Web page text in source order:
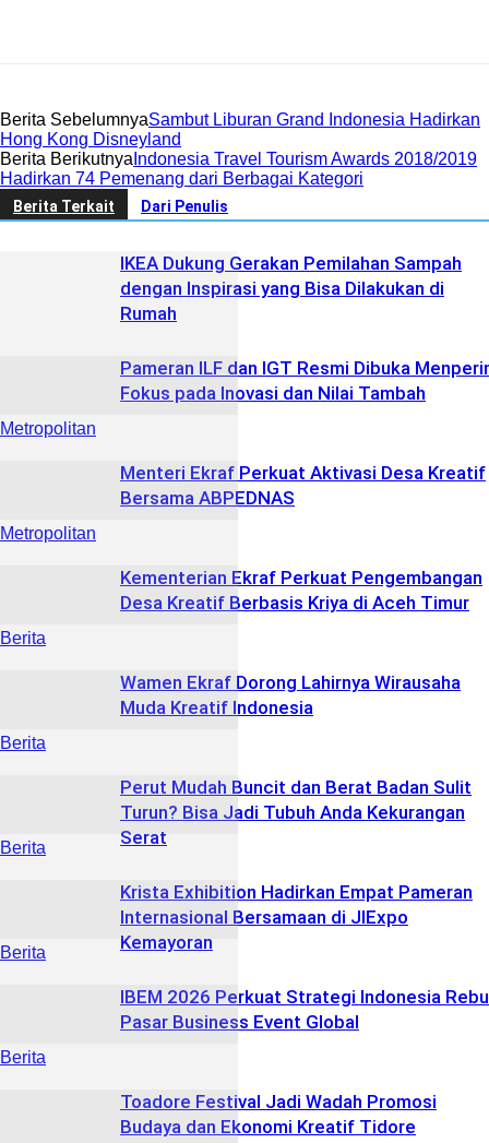
Berita SebelumnyaSambut Liburan Grand Indonesia Hadirkan
Hong Kong Disneyland
Berita Berikutnya Indonesia Travel Tourism Awards 2018/2019
Hadirkan 74 Pemenang dari Berbagai Kategori
Berita Terkait Dari Penulis
Metropolitan
IKEA Dukung Gerakan Pemilahan Sampah
dengan Inspirasi yang Bisa Dilakukan di
Rumah
Metropolitan
Pameran ILF dan IGT Resmi Dibuka
Fokus pada Inovasi dan Nilai Tambah
Berita
Menteri Ekraf Perkuat Aktivasi Desa Kreatif
Bersama ABPEDNAS
Berita
Kementerian Ekraf Perkuat Pengembangan
Desa Kreatif Berbasis Kriya di Aceh Timur
Berita
Wamen Ekraf Dorong Lahirnya Wirausaha
Muda Kreatif Indonesia
Berita
Perut Mudah Buncit dan Berat Badan Sulit
Turun? Bisa Jadi Tubuh Anda Kekurangan
Serat
Berita
Krista Exhibition Hadirkan Empat Pameran
Internasional Bersamaan di JIExpo
Kemayoran
IBEM 2026 Perkuat Strategi Indonesia
Pasar Business Event Global
Toadore Festival Jadi Wadah Promosi
Budaya dan Ekonomi Kreatif Tidore